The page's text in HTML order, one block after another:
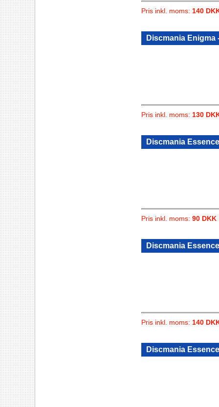
Pris inkl. moms: 140
Discmania Enigma
Pris inkl. moms: 130
Discmania Essence
Pris inkl. moms: 90 DKK
Discmania Essence
Pris inkl. moms: 140
Discmania